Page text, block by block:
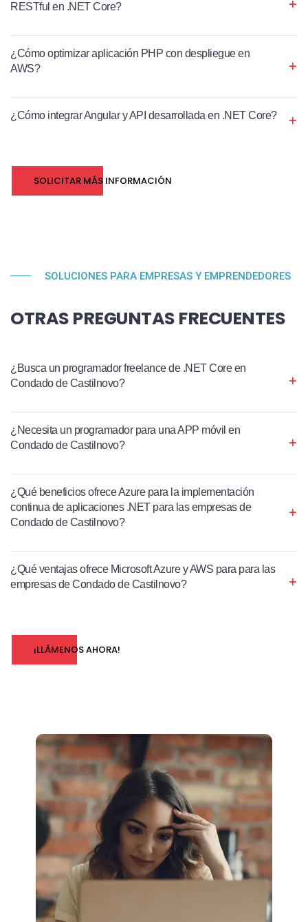
RESTful en .NET Core?
¿Cómo optimizar aplicación PHP con despliegue en
AWS?
¿Cómo integrar Angular y API desarrollada en .NET Core?
SOLICITAR MÁS INFORMACIÓN
SOLUCIONES PARA EMPRESAS Y EMPRENDEDORES
OTRAS PREGUNTAS FRECUENTES
¿Busca un programador freelance de .NET Core en
Condado de Castilnovo?
¿Necesita un programador para una APP móvil en
Condado de Castilnovo?
¿Qué beneficios ofrece Azure para la implementación
continua de aplicaciones .NET para las empresas de
Condado de Castilnovo?
¿Qué ventajas ofrece Microsoft Azure y AWS para para las
empresas de Condado de Castilnovo?
¡LLÁMENOS AHORA!